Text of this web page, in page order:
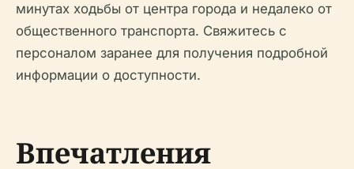
минутах ходьбы от центра города и недалеко от
общественного транспорта. Свяжитесь с
персоналом заранее для получения подробной
информации о доступности.
Впечатления